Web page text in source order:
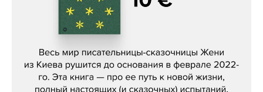
Женя Бережная, «(Не) о войне»